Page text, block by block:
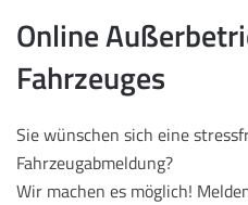
Online
Fahrzeuges
Sie wünschen sich eine
Fahrzeugabmeldung?
Wir machen es möglich!